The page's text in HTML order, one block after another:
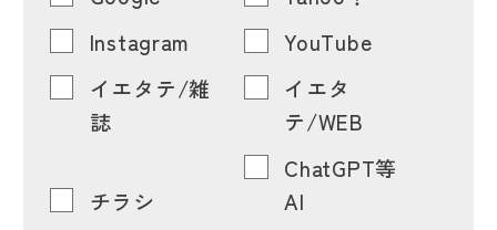
Instagram
YouTube
イエタテ/雑
誌
イエタ
テ/WEB
チラシ
ChatGPT等
AI